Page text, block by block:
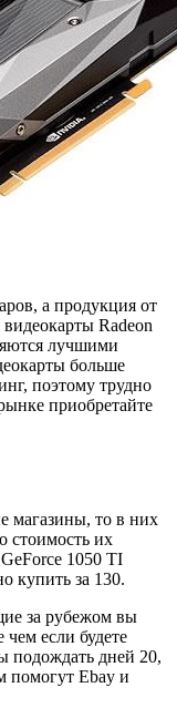
а продукция от
Radeon
лучшими
больше
поэтому трудно
приобретайте
магазины, то в них
стоимость их
1050 TI
купить за 130.
за рубежом вы
если будете
подождать дней 20,
помогут Ebay и